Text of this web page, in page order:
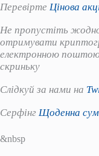
Перевірте Цінова
Не пропустіть
отримувати
електронною
скриньку
Слідкуй за нами на
Серфінг Щоденна
&nbsp